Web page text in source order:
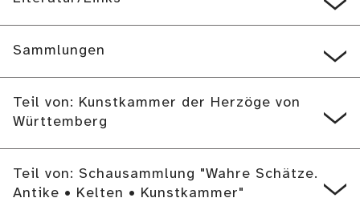
Sammlungen
Teil von: Kunstkammer der Herzöge von
Württemberg
Teil von: Schausammlung "Wahre Schätze.
Antike • Kelten • Kunstkammer"